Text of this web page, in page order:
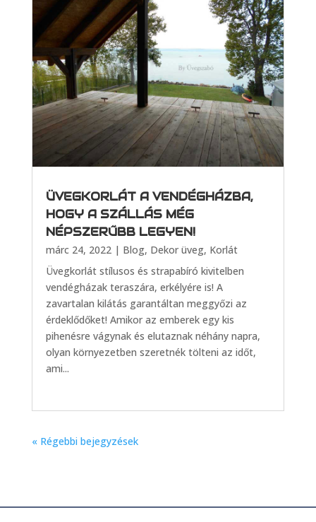
ÜVEGKORLÁT A VENDÉGHÁZBA,
HOGY A SZÁLLÁS MÉG
NÉPSZERŰBB LEGYEN!
márc 24, 2022| Blog, Dekor üveg, Korlát
Üvegkorlát stílusos és strapabíró kivitelben
vendégházak teraszára, erkélyére is! A
zavartalan kilátás garantáltan meggyőzi az
érdeklődőket! Amikor az emberek egy kis
pihenésre vágynak és elutaznak néhány napra,
olyan környezetben szeretnék tölteni az időt,
ami...
« Régebbi bejegyzések